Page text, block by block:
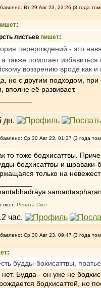
Вт 29 Авг 23, 23:26 (3 года
:
листьев пишет:
перерождений - это
также помогает
воззрению вроде как
но с другим подходом, при
вполне её развивает.
Ср 30 Авг 23, 01:37 (3 года
то тоже бодхисаттвы.
бодхисаттвы и
только на
пост: Рената Скот
Ср 30 Авг 23, 09:47 (3 года
:
будды-бохисаттвы,
Будда - он уже не
бодхисаттой, но